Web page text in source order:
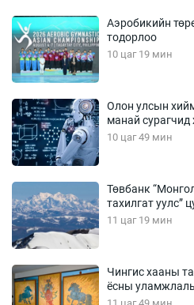
Аэробикийн
тодорлоо
10 цаг 19 мин
Олон улсын
манай сурагчид
10 цаг 49 мин
Төвбанк
тахилгат уулс”
11 цаг 19 мин
Чингис хааны
ёсны